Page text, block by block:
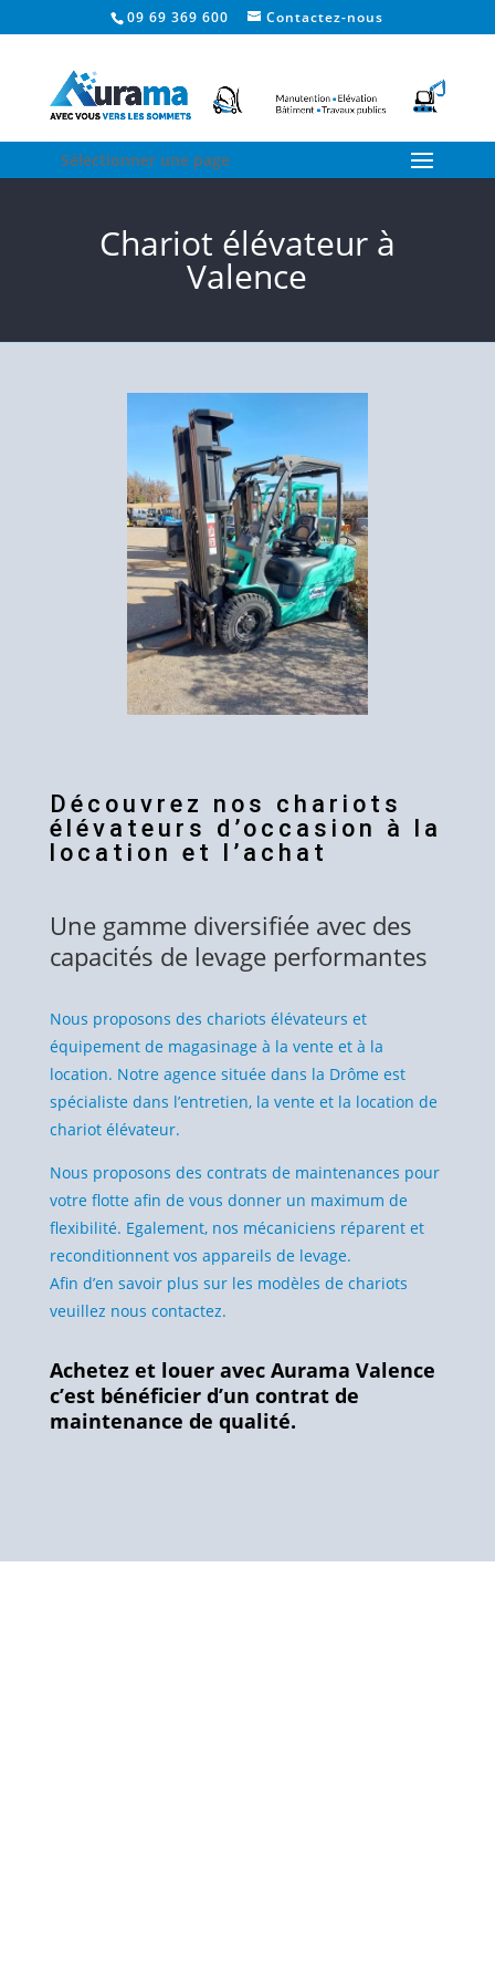
09 69 369 600 Contactez-nous
Sélectionner une page
Chariot élévateur à
Valence
Découvrez nos chariots
élévateurs d’occasion à la
location et l’achat
Une gamme diversifiée avec des
capacités de levage performantes
Nous proposons des chariots élévateurs et
équipement de magasinage à la vente et à la
location. Notre agence située dans la Drôme est
spécialiste dans l’entretien, la vente et la location de
chariot élévateur.
Nous proposons des contrats de maintenances pour
votre flotte afin de vous donner un maximum de
flexibilité. Egalement, nos mécaniciens réparent et
reconditionnent vos appareils de levage.
Afin d’en savoir plus sur les modèles de chariots
veuillez nous contactez.
Achetezet louer avec Aurama Valence
c’est bénéficier d’un contrat de
maintenance de qualité.